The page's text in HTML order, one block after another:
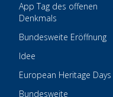
App Tag des offenen
Denkmals
Bundesweite Eröffnung
Idee
European Heritage Days
Bundesweite